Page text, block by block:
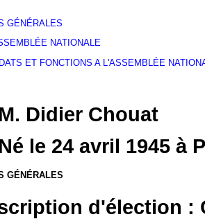
GÉNÉRALES
NATIONALE
ET FONCTIONS A L'ASSEMBLÉE
M. Didier Chouat
Né le 24 avril 1945 à
GÉNÉRALES
d'élection :